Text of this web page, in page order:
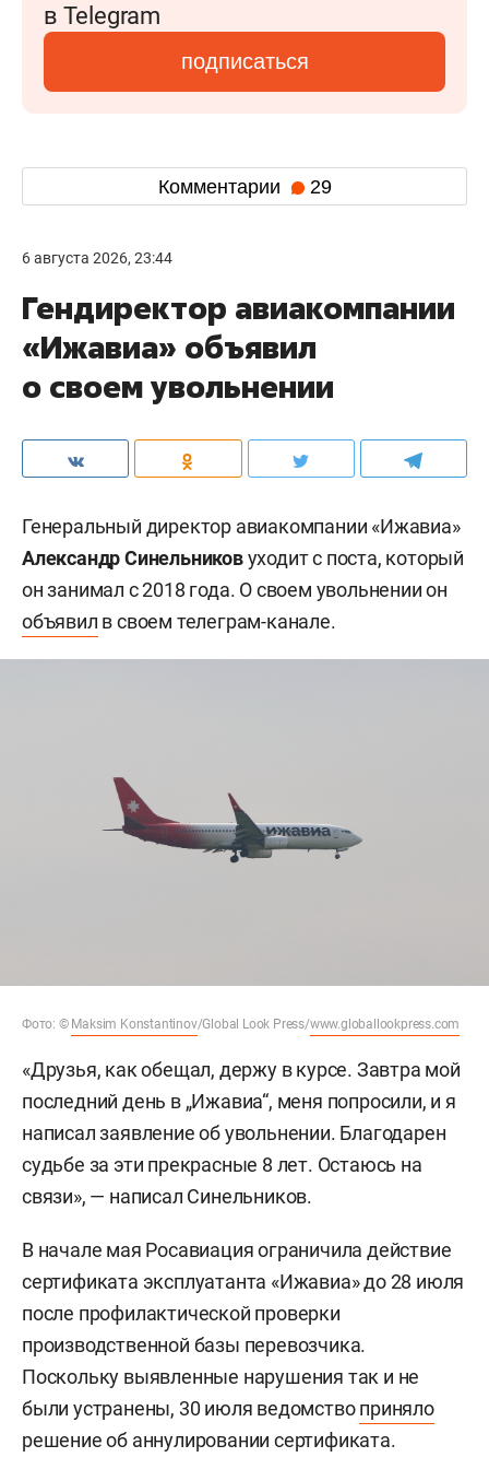
в Telegram
подписаться
Комментарии 29
6 августа 2026, 23:44
Гендиректор авиакомпании
«Ижавиа» объявил
о своем увольнении
Генеральный директор авиакомпании «Ижавиа»
Александр Синельниковуходит с поста, который
он занимал с 2018 года. О своем увольнении он
объявил в своем телеграм-канале.
Фото: © Maksim Konstantinov/Global Look Press/www.globallookpress.com
«Друзья, как обещал, держу в курсе. Завтра мой
последний день в „Ижавиа“, меня попросили, и я
написал заявление об увольнении. Благодарен
судьбе за эти прекрасные 8 лет. Остаюсь на
связи», — написал Синельников.
В начале мая Росавиация ограничила действие
сертификата эксплуатанта «Ижавиа» до 28 июля
после профилактической проверки
производственной базы перевозчика.
Поскольку выявленные нарушения так и не
были устранены, 30 июля ведомствоприняло
решение об аннулировании сертификата.